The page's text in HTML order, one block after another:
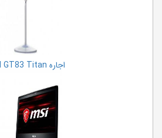
اجاره MSI GT83 Titan